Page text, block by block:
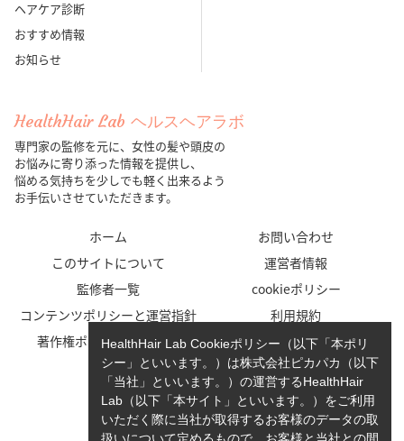
ヘアケア診断
おすすめ情報
お知らせ
HealthHair Lab ヘルスヘアラボ
専門家の監修を元に、女性の髪や頭皮の
お悩みに寄り添った情報を提供し、
悩める気持ちを少しでも軽く出来るよう
お手伝いさせていただきます。
ホーム
お問い合わせ
このサイトについて
運営者情報
監修者一覧
cookieポリシー
コンテンツポリシーと運営指針
利用規約
著作権ポリシー/免責事項
プライバシーポリシー
HealthHair Lab Cookieポリシー（以下「本ポリ
シー」といいます。）は株式会社ピカパカ（以下
「当社」といいます。）の運営するHealthHair
Lab（以下「本サイト」といいます。）をご利用
いただく際に当社が取得するお客様のデータの取